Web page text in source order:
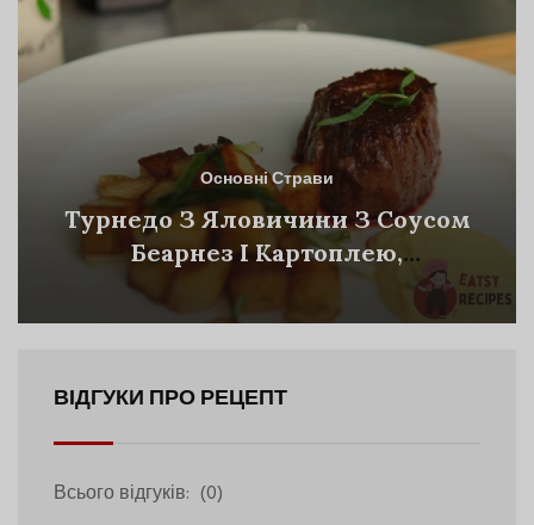
Основні Страви
Турнедо З Яловичини З Соусом
Беарнез І Картоплею,
Обсмаженою З Часником
ВІДГУКИ ПРО РЕЦЕПТ
Всього відгуків: (0)